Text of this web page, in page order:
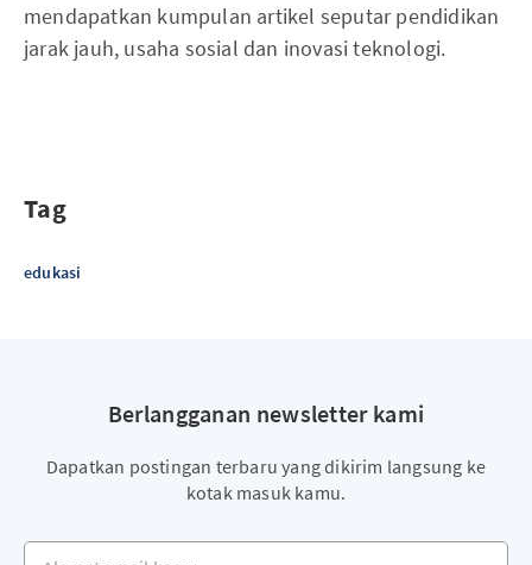
mendapatkan kumpulan artikel seputar pendidikan
jarak jauh, usaha sosial dan inovasi teknologi.
Tag
edukasi
Berlangganan newsletter kami
Dapatkan postingan terbaru yang dikirim langsung ke
kotak masuk kamu.
Alamat email kamu